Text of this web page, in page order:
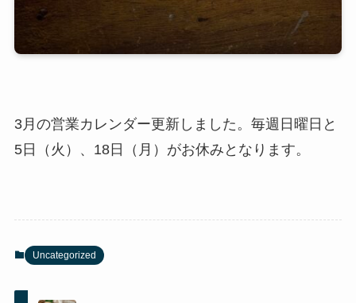
3月の営業カレンダー更新しました。毎週日曜日と
5日（火）、18日（月）がお休みとなります。
Uncategorized